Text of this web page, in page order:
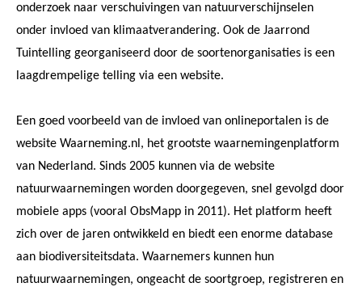
onderzoek naar verschuivingen van natuurverschijnselen
onder invloed van klimaatverandering. Ook de Jaarrond
Tuintelling georganiseerd door de soortenorganisaties is een
laagdrempelige telling via een website.
Een goed voorbeeld van de invloed van onlineportalen is de
website Waarneming.nl, het grootste waarnemingenplatform
van Nederland. Sinds 2005 kunnen via de website
natuurwaarnemingen worden doorgegeven, snel gevolgd door
mobiele apps (vooral ObsMapp in 2011). Het platform heeft
zich over de jaren ontwikkeld en biedt een enorme database
aan biodiversiteitsdata. Waarnemers kunnen hun
natuurwaarnemingen, ongeacht de soortgroep, registreren en